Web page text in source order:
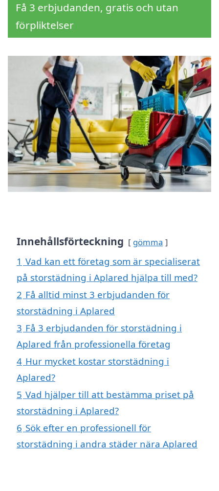
Få 3 erbjudanden, gratis och utan
förpliktelser
Innehållsförteckning gömma
1 Vad kan ett företag som är specialiserat
på storstädning i Aplared hjälpa till med?
2 Få alltid minst 3 erbjudanden för
storstädning i Aplared
3 Få 3 erbjudanden för storstädning i
Aplared från professionella företag
4 Hur mycket kostar storstädning i
Aplared?
5 Vad hjälper till att bestämma priset på
storstädning i Aplared?
6 Sök efter en professionell för
storstädning i andra städer nära Aplared